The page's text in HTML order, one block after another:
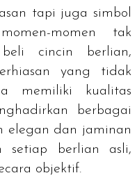
tapi juga simbol
momen tak
cincin berlian,
yang tidak
memiliki kualitas
berbagai
elegan dan jaminan
setiap berlian asli,
objektif.